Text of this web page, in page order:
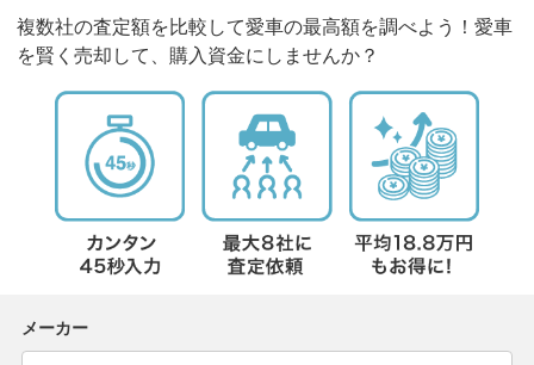
複数社の査定額を比較して愛車の最高額を調べよう！愛車
を賢く売却して、購入資金にしませんか？
メーカー